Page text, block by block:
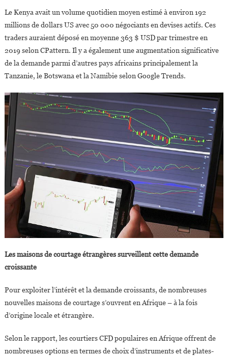
Le Kenya avait un volume quotidien moyen estimé à environ 192
millions de dollars US avec 50 000 négociants en devises actifs. Ces
traders auraient déposé en moyenne 363 $ USD par trimestre en
2019 selon CPattern. Il y a également une augmentation significative
de la demande parmi d’autres pays africains principalement la
Tanzanie, le Botswana et la Namibie selon Google Trends.
Les maisons de courtage étrangères surveillent cette demande
croissante
Pour exploiter l’intérêt et la demande croissants, de nombreuses
nouvelles maisons de courtage s’ouvrent en Afrique – à la fois
d’origine locale et étrangère.
Selon le rapport, les courtiers CFD populaires en Afrique offrent de
nombreuses options en termes de choix d’instruments et de plates-